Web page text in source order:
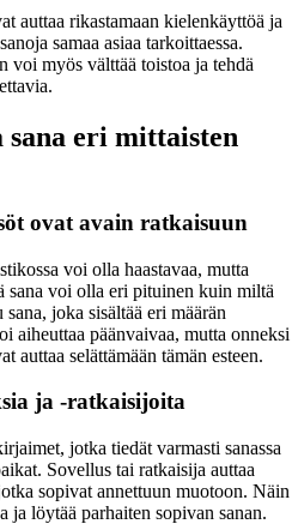
auttaa rikastamaan kielenkäyttöä ja
samaa asiaa tarkoittaessa.
voi myös välttää toistoa ja tehdä
eri mittaisten
ovat avain ratkaisuun
voi olla haastavaa, mutta
sana voi olla eri pituinen kuin miltä
joka sisältää eri määrän
päänvaivaa, mutta onneksi
auttaa selättämään tämän esteen.
ja -ratkaisijoita
jotka tiedät varmasti sanassa
Sovellus tai ratkaisija auttaa
sopivat annettuun muotoon. Näin
löytää parhaiten sopivan sanan.